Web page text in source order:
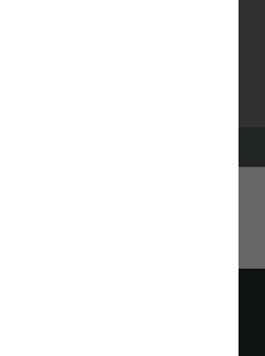
へのご意見・ご要望
/オゾナイザモジュール